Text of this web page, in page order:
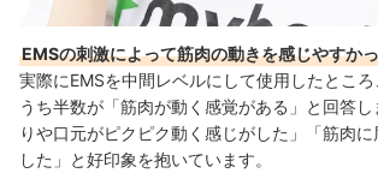
EMSの刺激によって筋肉の動きを感じやすか
実際にEMSを中間レベルにして使用したとこ
うち半数が「筋肉が動く感覚がある」と回答
りや口元がピクピク動く感じがした」「筋肉
した」と好印象を抱いています。